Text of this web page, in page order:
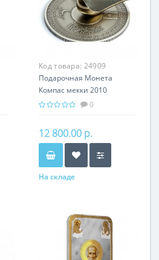
Код товара: 24909
Подарочная Монета
Компас мекки 2010
серебро 40,00 гр - Религия
0
12 800.00 р.
На складе